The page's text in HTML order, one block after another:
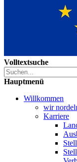
Volltextsuche
Hauptmenü
Willkommen
wir
Karriere